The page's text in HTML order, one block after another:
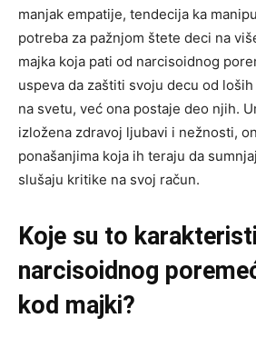
manjak empatije, tendecija ka
potreba za pažnjom štete deci na
majka koja pati od narcisoidnog
uspeva da zaštiti svoju decu od
na svetu, već ona postaje deo njih.
izložena zdravoj ljubavi i nežnosti,
ponašanjima koja ih teraju da
slušaju kritike na svoj račun.
Koje su to
narcisoidnog
kod majki?